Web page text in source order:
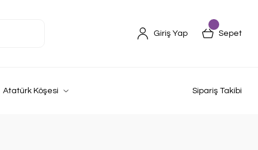
Giriş Yap Sepet
Atatürk Köşesi Sipariş Takibi